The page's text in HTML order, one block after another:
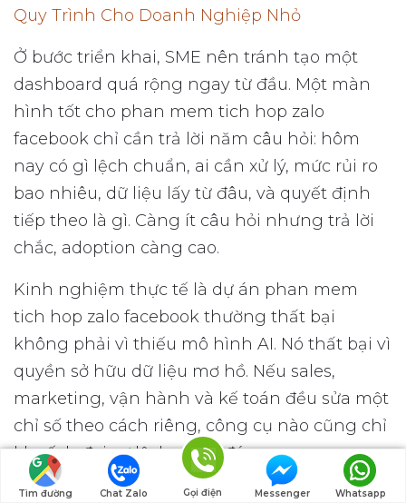
Quy Trình Cho Doanh Nghiệp Nhỏ
Ở bước triển khai, SME nên tránh tạo một
dashboard quá rộng ngay từ đầu. Một màn
hình tốt cho phan mem tich hop zalo
facebook chỉ cần trả lời năm câu hỏi: hôm
nay có gì lệch chuẩn, ai cần xử lý, mức rủi ro
bao nhiêu, dữ liệu lấy từ đâu, và quyết định
tiếp theo là gì. Càng ít câu hỏi nhưng trả lời
chắc, adoption càng cao.
Kinh nghiệm thực tế là dự án phan mem
tich hop zalo facebook thường thất bại
không phải vì thiếu mô hình AI. Nó thất bại vì
quyền sở hữu dữ liệu mơ hồ. Nếu sales,
marketing, vận hành và kế toán đều sửa một
chỉ số theo cách riêng, công cụ nào cũng chỉ
khuếch đại sự lệch nhau đó.
Nếu đội chưa có data engineer, hãy bắt đầu
Tìm đường Chat Zalo Gọi điện Messenger Whatsapp